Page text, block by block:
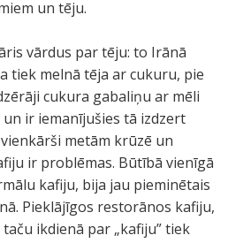
un tēju.
vārdus par tēju: to Irānā
tiek melnā tēja ar cukuru, pie
cukura gabaliņu ar mēli
ir iemanījušies tā izdzert
metām krūzē un
ir problēmas. Būtībā vienīgā
kafiju, bija jau pieminētais
Pieklājīgos restorānos kafiju,
ikdienā par „kafiju” tiek